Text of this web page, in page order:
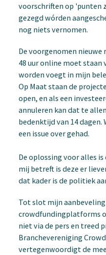
voorschriften op 'punten
gezegd wórden
nog niets vernomen.
De voorgenomen
48 uur online moet
worden voegt in mijn
Op Maat staan de
open, en als een
annuleren kan dat te
bedenktijd van 14
een issue over gehad.
De oplossing voor alles
mij betreft is deze er
dat kader is de politiek
Tot slot mijn
crowdfundingplatforms
niet via de pers en treed
Branchevereniging
vertegenwoordigt de